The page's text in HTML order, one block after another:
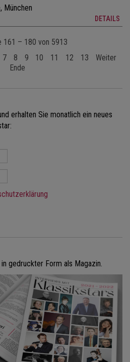
München
DETAILS
161 – 180 von 5913
7 8 9 10 11 12 13
Weiter
Ende
erhalten Sie monatlich ein neues
gedruckter Form als Magazin.